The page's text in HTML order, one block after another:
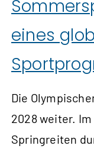
eines
Die
2028 weiter.
Springreiten